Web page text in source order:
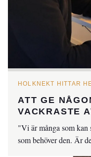
HOLKNEKT HITTAR
ATT GE
VACKRASTE
"Vi är många som kan
som behöver den. Är